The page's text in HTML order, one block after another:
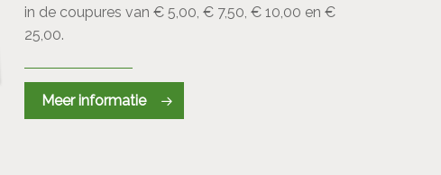
in de coupures van € 5,00, € 7,50, € 10,00 en €
25,00.
Meer informatie